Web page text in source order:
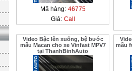
Mã hàng: 46775
Giá: Call
Video Bậc lên xuống, bệ bước
mẫu Macan cho xe Vinfast MPV7
tại ThanhBinhAuto
mẫu